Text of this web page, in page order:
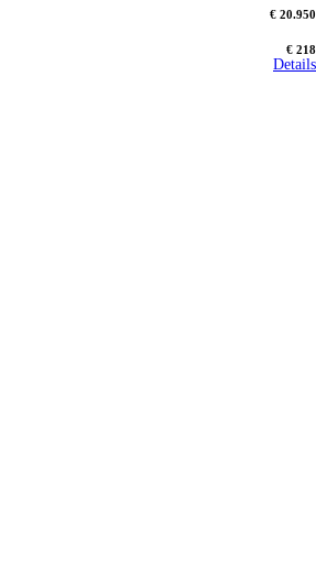
€ 20.950
€ 218
Details